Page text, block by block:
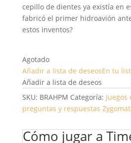
cepillo de dientes ya existía en
fabricó el primer hidroavión
estos inventos?
Agotado
Añadir a lista de deseosEn tu
Añadir a lista de deseos
SKU: BRAHPM Categoría: Juegos
preguntas y respuestas
Cómo jugar a